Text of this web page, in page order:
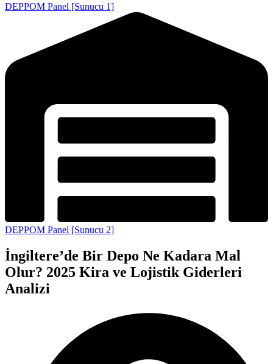
DEPPOM Panel [Sunucu 1]
DEPPOM Panel [Sunucu 2]
İngiltere’de Bir Depo Ne Kadara Mal
Olur? 2025 Kira ve Lojistik Giderleri
Analizi